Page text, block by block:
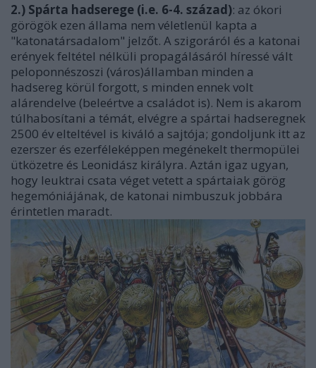
2.) Spárta hadserege (i.e. 6-4. század): az ókori
görögök ezen állama nem véletlenül kapta a
"katonatársadalom" jelzőt. A szigoráról és a katonai
erények feltétel nélküli propagálásáról híressé vált
peloponnészoszi (város)államban minden a
hadsereg körül forgott, s minden ennek volt
alárendelve (beleértve a családot is). Nem is akarom
túlhabosítani a témát, elvégre a spártai hadseregnek
2500 év elteltével is kiváló a sajtója; gondoljunk itt az
ezerszer és ezerféleképpen megénekelt thermopülei
ütközetre és Leonidász királyra. Aztán igaz ugyan,
hogy leuktrai csata véget vetett a spártaiak görög
hegemóniájának, de katonai nimbuszuk jobbára
érintetlen maradt.